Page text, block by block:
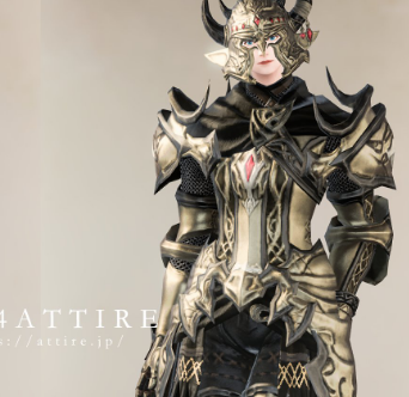
フルフェイス
頭装備ギミックあり
ノースリーブ